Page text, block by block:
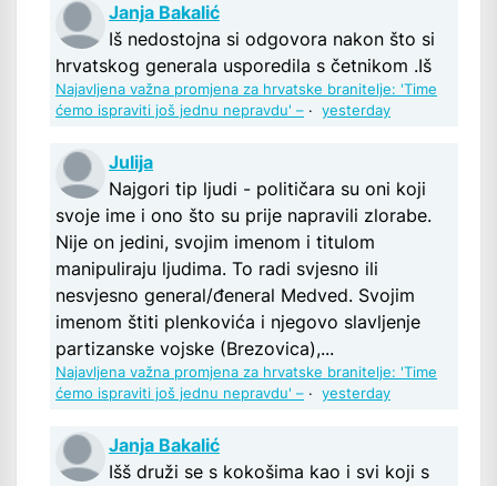
Janja Bakalić
Iš nedostojna si odgovora nakon što si
hrvatskog generala usporedila s četnikom .Iš
Najavljena važna promjena za hrvatske branitelje: 'Time
ćemo ispraviti još jednu nepravdu' – · yesterday
Julija
Najgori tip ljudi - političara su oni koji
svoje ime i ono što su prije napravili zlorabe.
Nije on jedini, svojim imenom i titulom
manipuliraju ljudima. To radi svjesno ili
nesvjesno general/đeneral Medved. Svojim
imenom štiti plenkovića i njegovo slavljenje
partizanske vojske (Brezovica),...
Najavljena važna promjena za hrvatske branitelje: 'Time
ćemo ispraviti još jednu nepravdu' – · yesterday
Janja Bakalić
Išš druži se s kokošima kao i svi koji s